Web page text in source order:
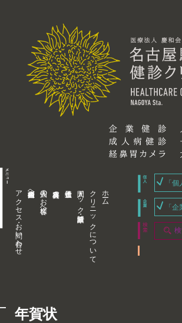
アクセス・お問い合わせ 企業内担当者様へ 個人のお客様へ 人間ドック・健康診断 クリニックについて ホーム
「
「
年賀状